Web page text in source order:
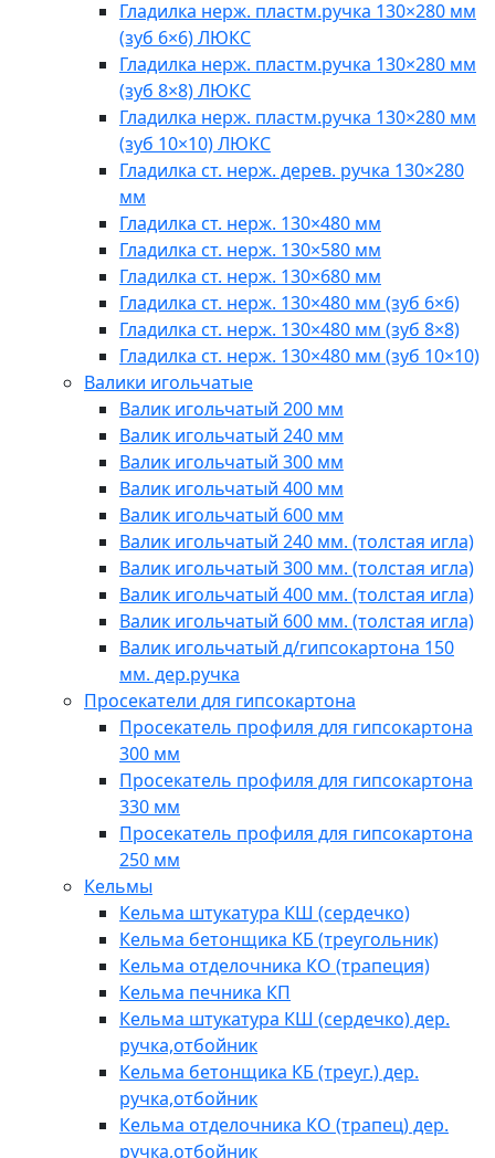
Гладилка нерж. пластм.ручка 130×280 мм
(зуб 6×6) ЛЮКС
Гладилка нерж. пластм.ручка 130×280 мм
(зуб 8×8) ЛЮКС
Гладилка нерж. пластм.ручка 130×280 мм
(зуб 10×10) ЛЮКС
Гладилка ст. нерж. дерев. ручка 130×280
мм
Гладилка ст. нерж. 130×480 мм
Гладилка ст. нерж. 130×580 мм
Гладилка ст. нерж. 130×680 мм
Гладилка ст. нерж. 130×480 мм (зуб 6×6)
Гладилка ст. нерж. 130×480 мм (зуб 8×8)
Гладилка ст. нерж. 130×480 мм (зуб 10×10)
Валики игольчатые
Валик игольчатый 200 мм
Валик игольчатый 240 мм
Валик игольчатый 300 мм
Валик игольчатый 400 мм
Валик игольчатый 600 мм
Валик игольчатый 240 мм. (толстая игла)
Валик игольчатый 300 мм. (толстая игла)
Валик игольчатый 400 мм. (толстая игла)
Валик игольчатый 600 мм. (толстая игла)
Валик игольчатый д/гипсокартона 150
мм. дер.ручка
Просекатели для гипсокартона
Просекатель профиля для гипсокартона
300 мм
Просекатель профиля для гипсокартона
330 мм
Просекатель профиля для гипсокартона
250 мм
Кельмы
Кельма штукатура КШ (сердечко)
Кельма бетонщика КБ (треугольник)
Кельма отделочника КО (трапеция)
Кельма печника КП
Кельма штукатура КШ (сердечко) дер.
ручка,отбойник
Кельма бетонщика КБ (треуг.) дер.
ручка,отбойник
Кельма отделочника КО (трапец) дер.
ручка,отбойник